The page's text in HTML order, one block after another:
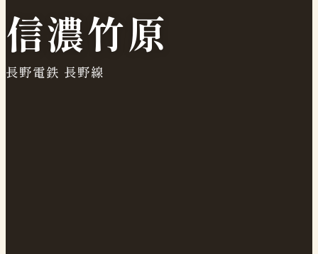
信濃竹原
長野電鉄 長野線